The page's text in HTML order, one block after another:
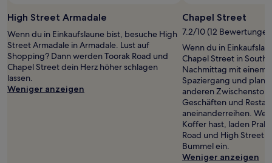
High Street Armadale
Wenn du in Einkaufslaune bist, besuche High
Street Armadale in Armadale. Lust auf
Shopping? Dann werden Toorak Road und
Chapel Street dein Herz höher schlagen
lassen.
Weniger anzeigen
Chapel Street
7.2/10 (12
Wenn du in
Chapel Street in South
Nachmittag mit einem
Spaziergang und
anderen
Geschäften und
aneinanderreihen.
Koffer hast, laden
Road und High Street
Bummel ein.
Weniger anzeigen